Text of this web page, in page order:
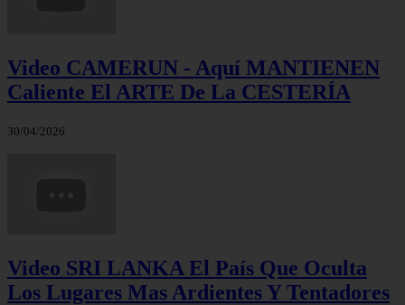
Video CAMERUN - Aquí MANTIENEN
Caliente El ARTE De La CESTERÍA
30/04/2026
Video SRI LANKA El País Que Oculta
Los Lugares Mas Ardientes Y Tentadores